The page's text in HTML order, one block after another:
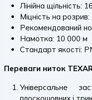
Лінійна щільність:
Міцність на
Рекомендований
Намотка: 10 000 м
Стандарт якості:
Переваги ниток
Універсальне